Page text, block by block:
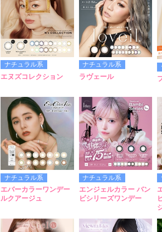
ナチュラル系
エヌズコレクション
ナチュラル系
ラヴェール
ナチュラル系
エバーカラーワンデー
ルクアージュ
ナチュラル系
エンジェルカラー バン
ビシリーズワンデー